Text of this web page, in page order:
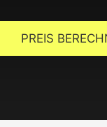
PREIS